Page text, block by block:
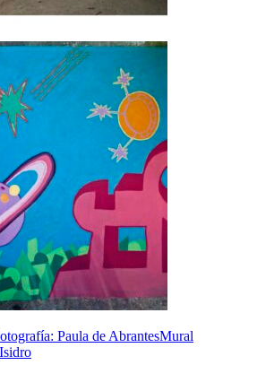
Paula de AbrantesMural